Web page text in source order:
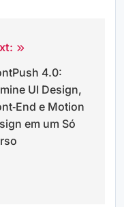
4.0:
UI Design,
e Motion
em um Só